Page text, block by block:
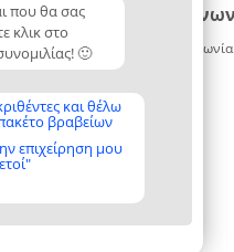
που θα σας
κλικ στο
🙂
και θέλω
βραβείων
επιχείρηση μου
Κατάταξη
Διακριθέντες
Λίστα
διακριθέντων
Μεθοδολογία
Όροι &
προϋποθέσεις
ΑΠΟΡΡΗΤΟΥ
Επικοινωνία